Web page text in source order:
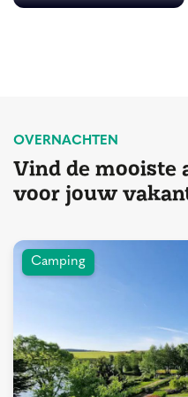
OVERNACHTEN
Vind de mooiste
voor jouw
Camping